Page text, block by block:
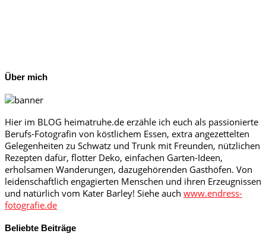
Über mich
Hier im BLOG heimatruhe.de erzähle ich euch als passionierte
Berufs-Fotografin von köstlichem Essen, extra angezettelten
Gelegenheiten zu Schwatz und Trunk mit Freunden, nützlichen
Rezepten dafür, flotter Deko, einfachen Garten-Ideen,
erholsamen Wanderungen, dazugehörenden Gasthöfen. Von
leidenschaftlich engagierten Menschen und ihren Erzeugnissen
und natürlich vom Kater Barley! Siehe auch www.endress-
fotografie.de
Beliebte Beiträge